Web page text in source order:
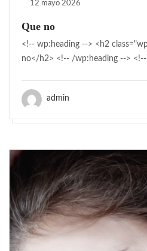
12 mayo 2026
Que no
<!-- wp:heading --> <h2
no</h2> <!-- /wp:heading -->
admin